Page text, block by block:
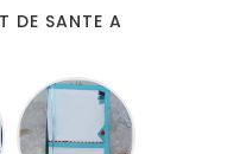
DE SANTE A
Blanc
bleu
roi